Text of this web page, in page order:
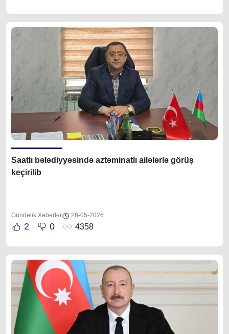
Saatlı bələdiyyəsində aztəminatlı ailələrlə görüş
keçirilib
Gündəlik Xəbərlər 28-05-2026
2 0 4358